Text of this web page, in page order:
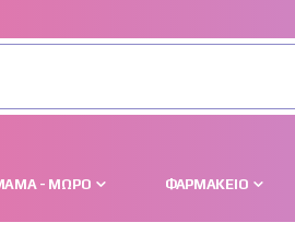
- ΜΩΡΌ ΦΑΡΜΑΚΕΊΟ